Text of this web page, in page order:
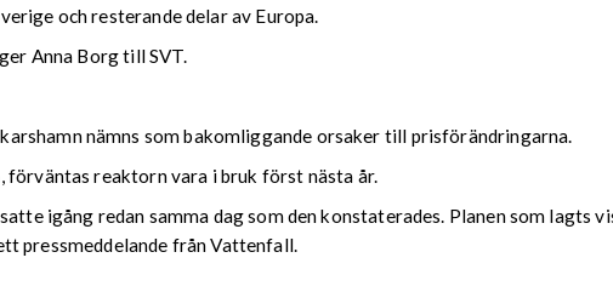
och resterande delar av Europa.
Anna Borg till SVT.
nämns som bakomliggande orsaker till prisförändringarna.
förväntas reaktorn vara i bruk först nästa år.
igång redan samma dag som den konstaterades. Planen som lagts
pressmeddelande från Vattenfall.